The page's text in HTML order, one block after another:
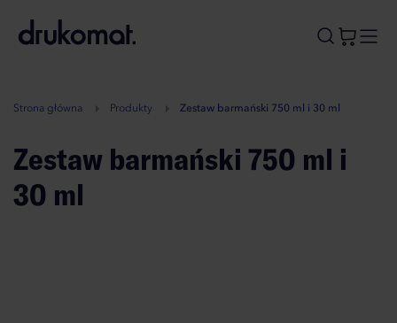
A
Strona główna Produkty Zestaw barmański 750 ml i 30 ml
Zestaw barmański 750 ml i
30 ml